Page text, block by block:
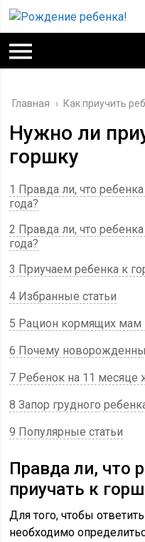
Главная › Как приучить
Нужно ли
горшку
1 Правда ли, что
года?
2 Правда ли, что
года?
3 Приучаем ребенка к
4 Избранные статьи
5 Рацион кормящих
6 Почему
7 Ребенок на 11 месяце
8 Запор грудного
9 Популярные статьи
Правда ли, что
приучать к
Для того, чтобы
необходимо